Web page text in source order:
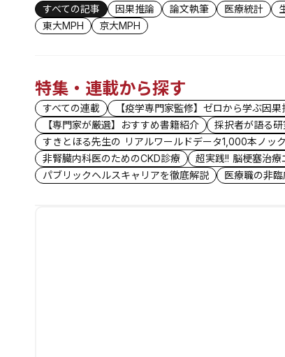
すべての記事 因果推論 論文執筆 医療統計
東大MPH
京大MPH
特集・連載から探す
すべての連載 【疫学専門家監修】ゼロから学ぶ因果
【専門家が厳選】おすすめ書籍紹介
採択者が語る
すきとほる先生の リアルワールドデータ1,000本ノック
非腎臓内科医のためのCKD診療
超実践!! 脳梗塞治
パブリックヘルスキャリアを徹底解説
医療職の非